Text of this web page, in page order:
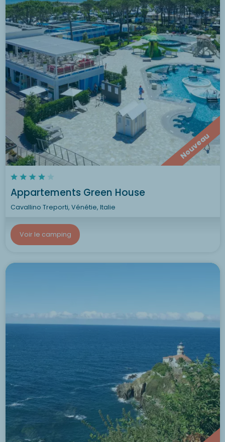
Nouveau
Appartements Green House
Cavallino Treporti, Vénétie, Italie
Voir le camping